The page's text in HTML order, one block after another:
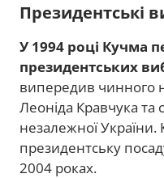
Президентські
У 1994 році Кучма
президентських
випередив чинного
Леоніда Кравчука
незалежної України.
президентську
2004 роках.